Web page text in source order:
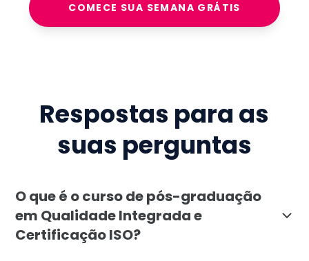
COMECE SUA SEMANA GRÁTIS
Respostas para as
suas perguntas
O que é o curso de pós-graduação
em Qualidade Integrada e
Certificação ISO?